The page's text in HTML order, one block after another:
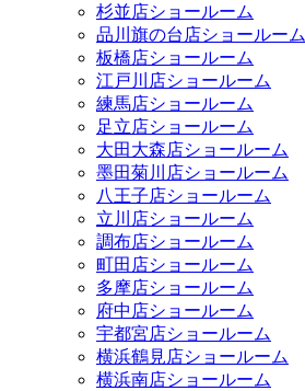
杉並店ショールーム
品川旗の台店ショールーム
板橋店ショールーム
江戸川店ショールーム
練馬店ショールーム
足立店ショールーム
大田大森店ショールーム
墨田菊川店ショールーム
八王子店ショールーム
立川店ショールーム
調布店ショールーム
町田店ショールーム
多摩店ショールーム
府中店ショールーム
宇都宮店ショールーム
横浜鶴見店ショールーム
横浜南店ショールーム